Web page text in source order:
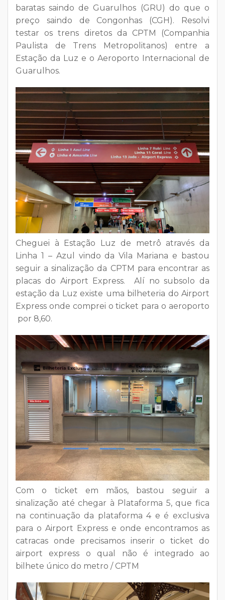
baratas saindo de Guarulhos (GRU) do que o
preço saindo de Congonhas (CGH). Resolvi
testar os trens diretos da CPTM (Companhia
Paulista de Trens Metropolitanos) entre a
Estação da Luz e o Aeroporto Internacional de
Guarulhos.
Cheguei à Estação Luz
de metrô através da
Linha 1 – Azul vindo da Vila Mariana e bastou
seguir a sinalização da CPTM para encontrar as
placas do Airport Express. Alí no subsolo da
estação da Luz existe uma bilheteria do Airport
Express onde comprei o ticket para o aeroporto
por 8,60.
Com o ticket em mãos, bastou seguir a
sinalização até chegar à Plataforma 5, que fica
na continuação da plataforma 4 e é exclusiva
para o Airport Express e onde encontramos as
catracas onde precisamos inserir o ticket do
airport express o qual não é integrado ao
bilhete único do metro / CPTM